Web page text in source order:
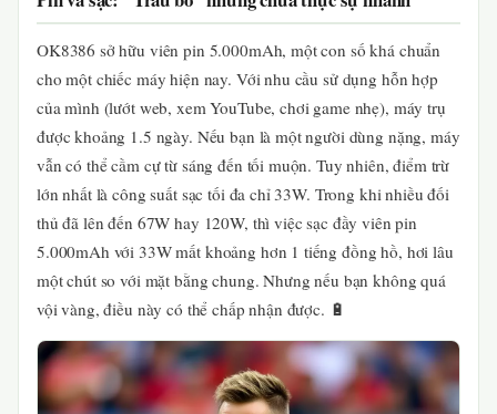
OK8386 sở hữu viên pin 5.000mAh, một con số khá chuẩn
cho một chiếc máy hiện nay. Với nhu cầu sử dụng hỗn hợp
của mình (lướt web, xem YouTube, chơi game nhẹ), máy trụ
được khoảng 1.5 ngày. Nếu bạn là một người dùng nặng, máy
vẫn có thể cầm cự từ sáng đến tối muộn. Tuy nhiên, điểm trừ
lớn nhất là công suất sạc tối đa chỉ 33W. Trong khi nhiều đối
thủ đã lên đến 67W hay 120W, thì việc sạc đầy viên pin
5.000mAh với 33W mất khoảng hơn 1 tiếng đồng hồ, hơi lâu
một chút so với mặt bằng chung. Nhưng nếu bạn không quá
vội vàng, điều này có thể chấp nhận được. 🔋